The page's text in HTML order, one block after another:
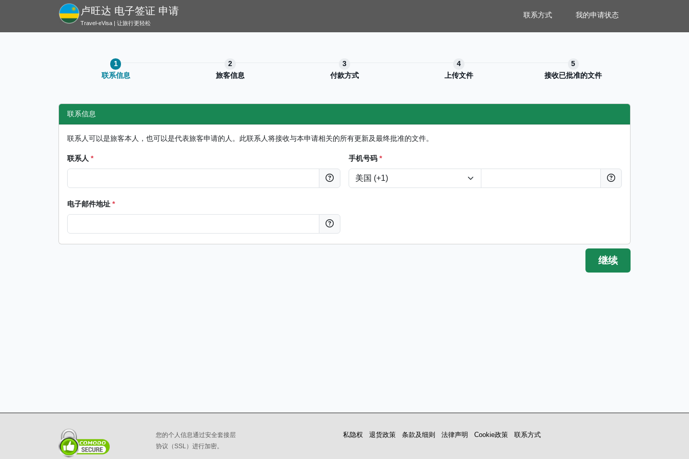
卢旺达 电子签证 申请
Travel-eVisa | 让旅行更轻松
联系方式 我的申请状态
联系信息 旅客信息 付款方式 上传文件 接收已批准的文件
联系信息
联系人可以是旅客本人，也可以是代表旅客申请的人。此联系人将接收与本申请相关的所有更新及最终批准的文件。
联系人 * 手机号码 *
电子邮件地址 *
您的个人信息通过安全套接层
协议（SSL）进行加密。
私隐权 退货政策 条款及细则 法律声明 Cookie政策 联系方式